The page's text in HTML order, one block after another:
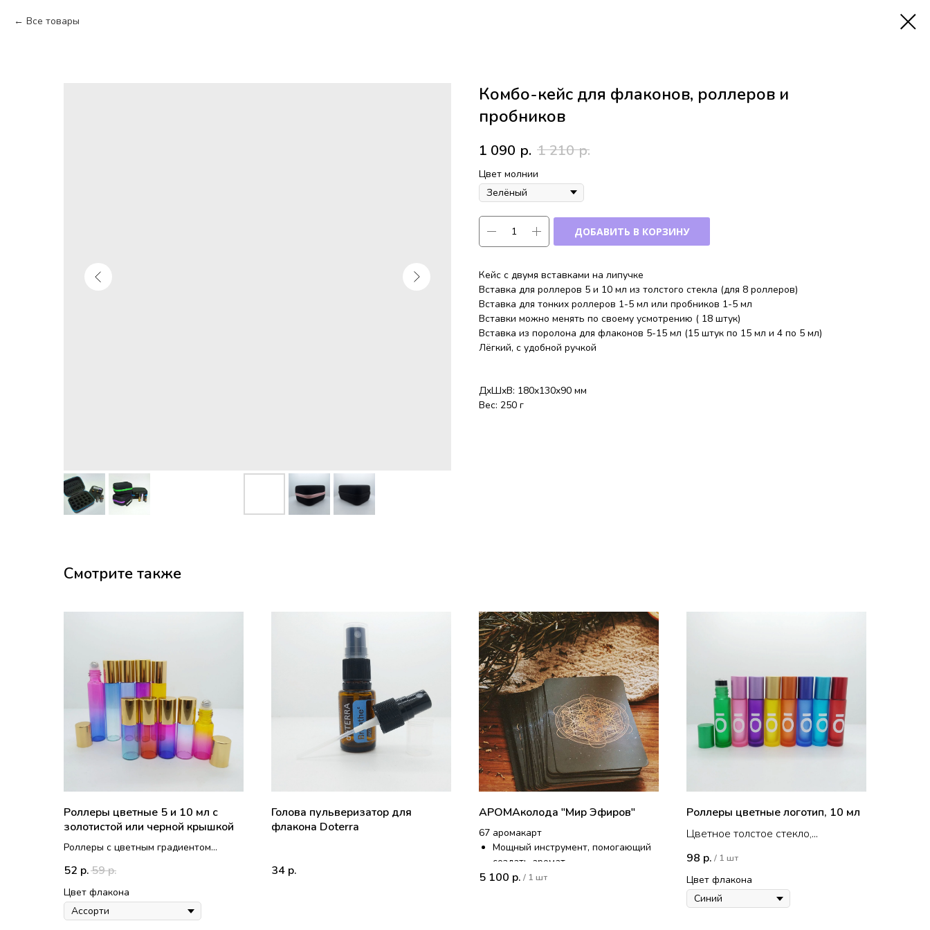
Все товары
Комбо-кейс для флаконов, роллеров и
пробников
1 090 р. 1 210 р.
Цвет молнии
ДОБАВИТЬ В КОРЗИНУ
Кейс с двумя вставками на липучке
Вставка для роллеров 5 и 10 мл из толстого стекла (для 8 роллеров)
Вставка для тонких роллеров 1-5 мл или пробников 1-5 мл
Вставки можно менять по своему усмотрению ( 18 штук)
Вставка из поролона для флаконов 5-15 мл (15 штук по 15 мл и 4 по 5 мл)
Лёгкий, с удобной ручкой
ДxШxВ: 180x130x90 мм
Вес: 250 г
Смотрите также
Роллеры цветные 5 и 10 мл с
золотистой или черной крышкой
Роллеры с цветным градиентом
карусели представлены все
варианты)
Диаметр бутылька 15 мм, шарик
ролика металлический
52 р.59р.
Цвет флакона
Голова пульверизатор для
флакона Doterra
34 р.
АРОМАколода "Мир Эфиров"
67 аромакарт
Мощный инструмент, помогающий
создать аромат.
Чтобы решить запрос, выйти легко
5 100 р. / 1 шт
Роллеры цветные логотип, 10 мл
Цветное толстое стекло,
составной шарик
98 р. / 1 шт
Цвет флакона